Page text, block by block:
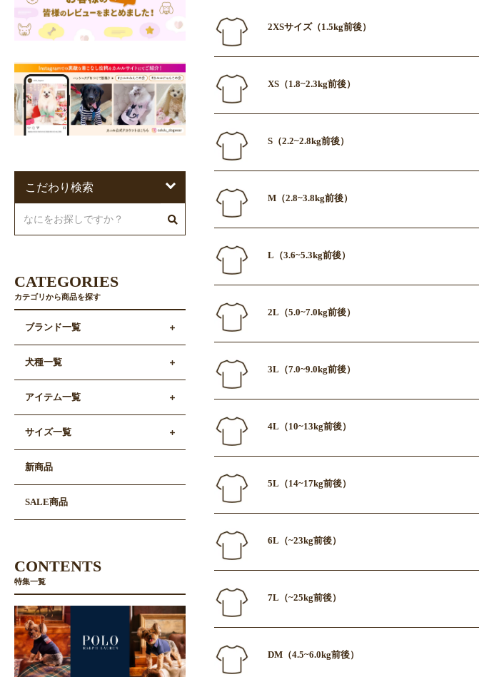
2XSサイズ（1.5kg前後）
XS（1.8~2.3kg前後）
S（2.2~2.8kg前後）
M（2.8~3.8kg前後）
L（3.6~5.3kg前後）
2L（5.0~7.0kg前後）
3L（7.0~9.0kg前後）
4L（10~13kg前後）
5L（14~17kg前後）
6L（~23kg前後）
7L（~25kg前後）
DM（4.5~6.0kg前後）
こだわり検索
CATEGORIES
カテゴリから商品を探す
ブランド一覧
犬種一覧
アイテム一覧
サイズ一覧
新商品
SALE商品
CONTENTS
特集一覧